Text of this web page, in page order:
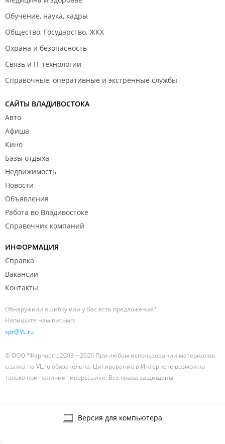
Обучение, наука, кадры
Общество, Государство, ЖКХ
Охрана и безопасность
Связь и IT технологии
Справочные, оперативные и экстренные службы
САЙТЫ ВЛАДИВОСТОКА
Авто
Афиша
Кино
Базы отдыха
Недвижимость
Новости
Объявления
Работа во Владивостоке
Справочник компаний
ИНФОРМАЦИЯ
Справка
Вакансии
Контакты
Обнаружили ошибку или у Вас есть предложения?
Напишите нам письмо:
spr@VL.ru
© ООО "Фарпост", 2003—2026 При любом использовании материалов
ссылка на VL.ru обязательна. Цитирование в Интернете возможно
только при наличии гиперссылки. Все права защищены.
Версия для компьютера